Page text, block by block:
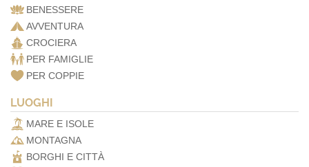
BENESSERE
AVVENTURA
CROCIERA
PER FAMIGLIE
PER COPPIE
LUOGHI
MARE E ISOLE
MONTAGNA
BORGHI E CITTÀ